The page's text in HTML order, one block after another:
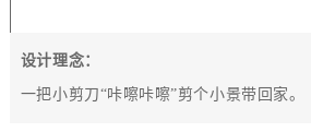
设计理念：
一把小剪刀“咔嚓咔嚓”剪个小景带回家。